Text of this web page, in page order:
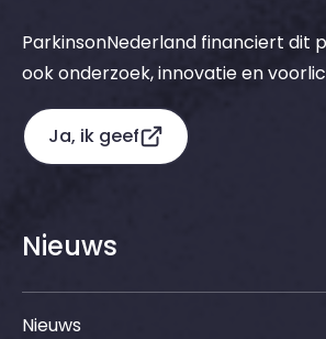
ParkinsonNederland financiert dit
ook onderzoek, innovatie en
Ja, ik geef
Nieuws
Nieuws